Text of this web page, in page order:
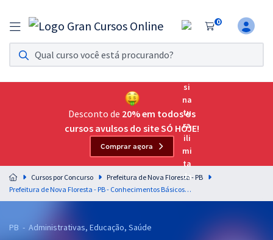
0
Assinatura Ilimitada 11
Acesso a todos os cursos. Teste grátis por 7 dias!
Assinatura OAB Até Passar
Acesso ilimitado a toda preparação para o Exame da
Residências Multiprofissionais
Preparação completa e intensiva para as principais
residências em saúde do Brasil
Desconto de 20% em todos os
cursos avulsos do site SÓ HOJE!
Comprar agora
Cursos por Concurso
Prefeitura de Nova Floresta - PB
Prefeitura de Nova Floresta - PB - Conhecimentos Básicos Comuns aos Cargos de Ensino Superior com a Equipe Gran
PB - Administrativas, Educação, Saúde